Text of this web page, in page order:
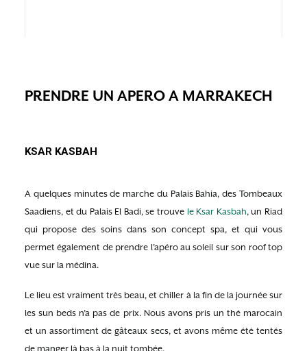
PRENDRE UN APERO A MARRAKECH
KSAR KASBAH
A quelques minutes de marche du Palais Bahia, des Tombeaux
Saadiens, et du Palais El Badi, se trouve le Ksar Kasbah, un Riad
qui propose des soins dans son concept spa, et qui vous
permet également de prendre l’apéro au soleil sur son roof top
vue sur la médina.
Le lieu est vraiment très beau, et chiller à la fin de la journée sur
les sun beds n’a pas de prix. Nous avons pris un thé marocain
et un assortiment de gâteaux secs, et avons même été tentés
de manger là bas à la nuit tombée.